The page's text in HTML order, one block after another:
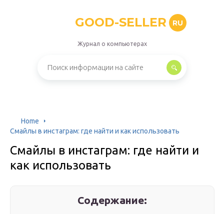
GOOD-SELLER RU
Журнал о компьютерах
Home
Смайлы в инстаграм: где найти и как использовать
Смайлы в инстаграм: где найти и
как использовать
Содержание: